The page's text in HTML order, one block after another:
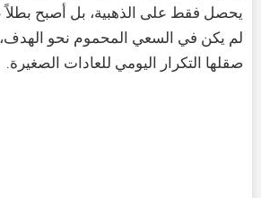
يحصل فقط على الذهبية، بل أصبح بطلاً
لم يكن في السعي المحموم نحو الهدف،
صقلها التكرار اليومي للعادات الصغيرة.